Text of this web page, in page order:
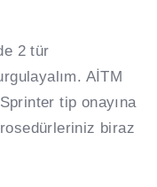
2 tür
AİTM
tip onayına
biraz